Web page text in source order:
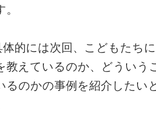
。
体的には次回、こどもたち
教えているのか、どういう
るのかの事例を紹介したい